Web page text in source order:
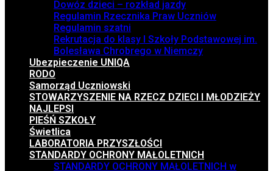
Dowóz dzieci – rozkład jazdy
Regulamin Rzecznika Praw Uczniów
Regulamin szatni
Rekrutacja do klasy I Szkoły Podstawowej im.
Bolesława Chrobrego w Niemczy
Ubezpieczenie UNIQA
RODO
Samorząd Uczniowski
STOWARZYSZENIE NA RZECZ DZIECI I MŁODZIEŻY
NAJLEPSI
PIEŚŃ SZKOŁY
Świetlica
LABORATORIA PRZYSZŁOŚCI
STANDARDY OCHRONY MAŁOLETNICH
STANDARDY OCHRONY MAŁOLETNICH w